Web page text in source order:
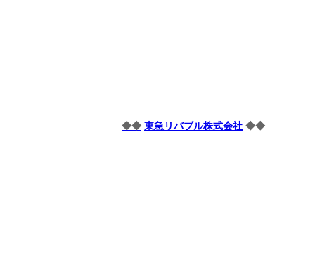
◆◆ 東急リバブル株式会社 ◆◆